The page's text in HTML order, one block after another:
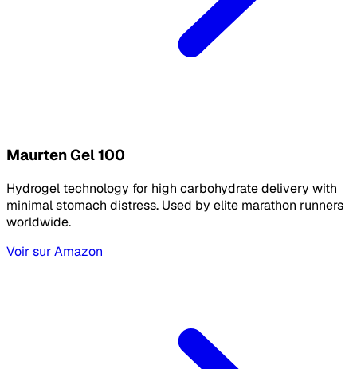
Maurten Gel 100
Hydrogel technology for high carbohydrate delivery with
minimal stomach distress. Used by elite marathon runners
worldwide.
Voir sur Amazon